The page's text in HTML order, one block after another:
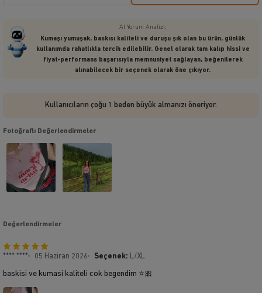
AI Yorum Analizi:
Kumaşı yumuşak, baskısı kaliteli ve duruşu şık olan bu ürün, günlük
kullanımda rahatlıkla tercih edilebilir. Genel olarak tam kalıp hissi ve
fiyat-performans başarısıyla memnuniyet sağlayan, beğenilerek
alınabilecek bir seçenek olarak öne çıkıyor.
Kullanıcıların çoğu 1 beden büyük almanızı öneriyor.
Fotoğraflı Değerlendirmeler
Değerlendirmeler
**** **** 05 Haziran 2026 Seçenek: L/XL
baskisi ve kumasi kaliteli cok begendim ⭐️🎀